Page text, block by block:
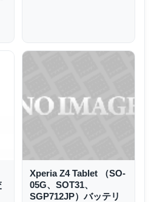
Xperia Z4 Tablet （SO-
05G、SOT31、
SGP712JP）バッテリ